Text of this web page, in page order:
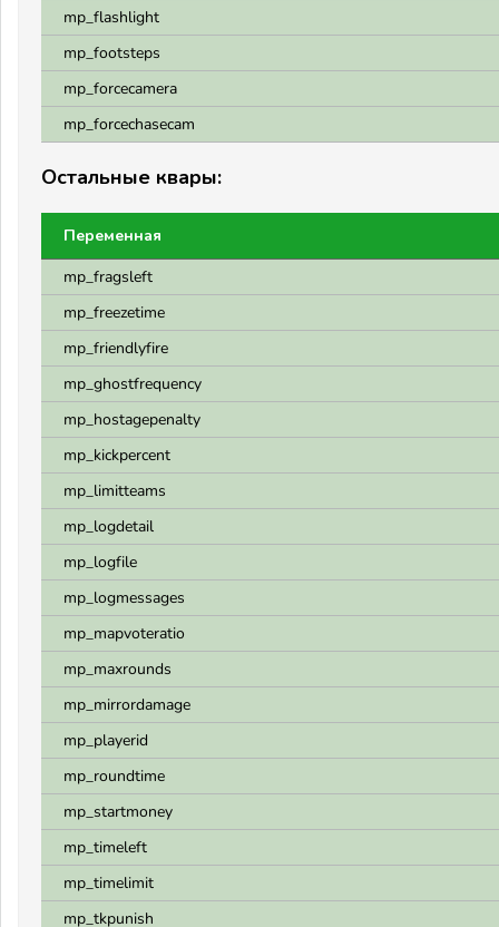
mp_flashlight
mp_footsteps
mp_forcecamera
mp_forcechasecam
Остальные квары:
Переменная
mp_fragsleft
mp_freezetime
mp_friendlyfire
mp_ghostfrequency
mp_hostagepenalty
mp_kickpercent
mp_limitteams
mp_logdetail
mp_logfile
mp_logmessages
mp_mapvoteratio
mp_maxrounds
mp_mirrordamage
mp_playerid
mp_roundtime
mp_startmoney
mp_timeleft
mp_timelimit
mp_tkpunish